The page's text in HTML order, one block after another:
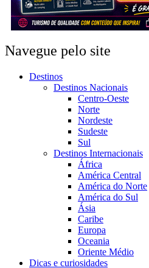
Navegue pelo site
Destinos
Destinos Nacionais
Centro-Oeste
Norte
Nordeste
Sudeste
Sul
Destinos Internacionais
África
América Central
América do Norte
América do Sul
Ásia
Caribe
Europa
Oceania
Oriente Médio
Dicas e curiosidades